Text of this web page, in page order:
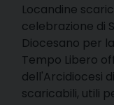
Locandine
celebrazione di
Diocesano per
Tempo Libero
dell'Arcidiocesi
scaricabili, utili